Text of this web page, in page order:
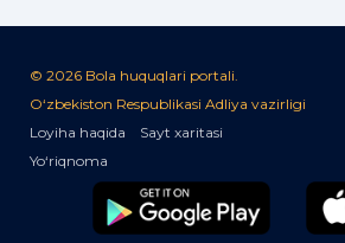
© 2026 Bola huquqlari portali.
O‘zbekiston Respublikasi Adliya vazirligi
Loyiha haqida
Sayt xaritasi
Yo‘riqnoma